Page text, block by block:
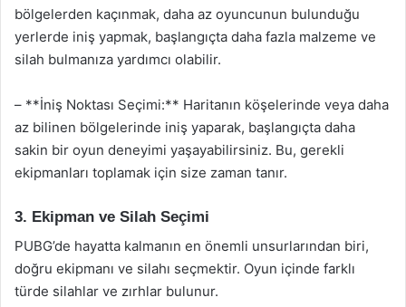
bölgelerden kaçınmak, daha az oyuncunun bulunduğu
yerlerde iniş yapmak, başlangıçta daha fazla malzeme ve
silah bulmanıza yardımcı olabilir.
– **İniş Noktası Seçimi:** Haritanın köşelerinde veya daha
az bilinen bölgelerinde iniş yaparak, başlangıçta daha
sakin bir oyun deneyimi yaşayabilirsiniz. Bu, gerekli
ekipmanları toplamak için size zaman tanır.
3. Ekipman ve Silah Seçimi
PUBG’de hayatta kalmanın en önemli unsurlarından biri,
doğru ekipmanı ve silahı seçmektir. Oyun içinde farklı
türde silahlar ve zırhlar bulunur.